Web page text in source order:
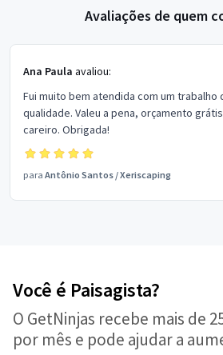
Avaliações de quem
Ana Paula avaliou:
Fui muito bem atendida com um trabalho
qualidade. Valeu a pena, orçamento
careiro. Obrigada!
para Antônio Santos /Xeriscaping
Você é Paisagista?
O GetNinjas recebe mais de
por mês e pode ajudar a